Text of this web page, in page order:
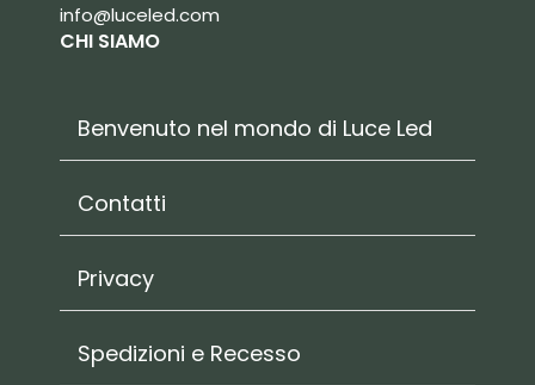
info@luceled.com
CHI SIAMO
Benvenuto nel mondo di Luce Led
Contatti
Privacy
Spedizioni e Recesso